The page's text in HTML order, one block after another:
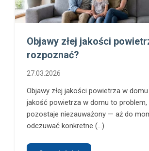
Objawy złej jakości
rozpoznać?
27.03.2026
Objawy złej jakości powietrza w
jakość powietrza w domu to
pozostaje niezauważony — aż do
odczuwać konkretne (...)